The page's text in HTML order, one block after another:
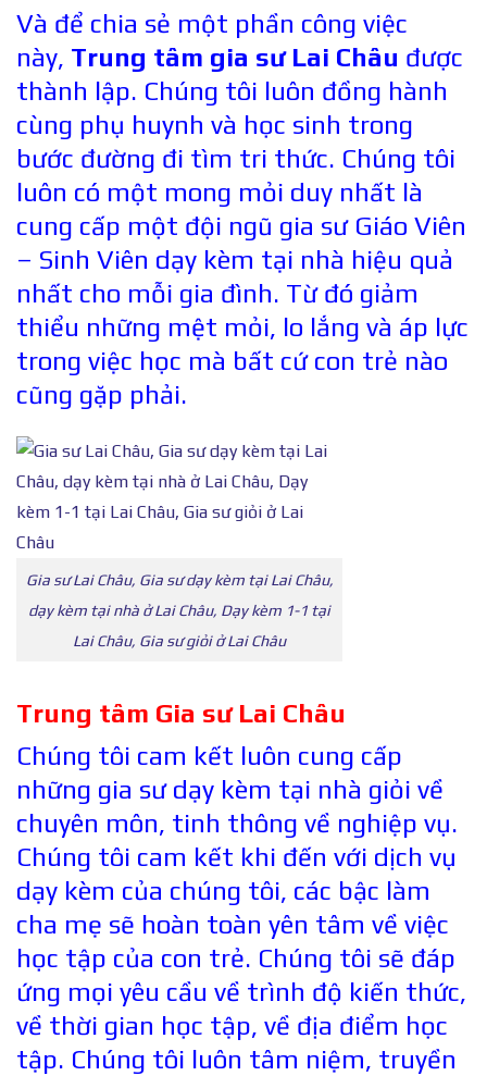
Và để chia sẻ một phần công việc
này, Trung tâm gia sư Lai Châu được
thành lập. Chúng tôi luôn đồng hành
cùng phụ huynh và học sinh trong
bước đường đi tìm tri thức. Chúng tôi
luôn có một mong mỏi duy nhất là
cung cấp một đội ngũ gia sư Giáo Viên
– Sinh Viên dạy kèm tại nhà hiệu quả
nhất cho mỗi gia đình. Từ đó giảm
thiểu những mệt mỏi, lo lắng và áp lực
trong việc học mà bất cứ con trẻ nào
cũng gặp phải.
Gia sư Lai Châu, Gia sư dạy kèm tại Lai Châu,
dạy kèm tại nhà ở Lai Châu, Dạy kèm 1-1 tại
Lai Châu, Gia sư giỏi ở Lai Châu
Trung tâm Gia sư Lai Châu
Chúng tôi cam kết luôn cung cấp
những gia sư dạy kèm tại nhà giỏi về
chuyên môn, tinh thông về nghiệp vụ.
Chúng tôi cam kết khi đến với dịch vụ
dạy kèm của chúng tôi, các bậc làm
cha mẹ sẽ hoàn toàn yên tâm về việc
học tập của con trẻ. Chúng tôi sẽ đáp
ứng mọi yêu cầu về trình độ kiến thức,
về thời gian học tập, về địa điểm học
tập. Chúng tôi luôn tâm niệm, truyền